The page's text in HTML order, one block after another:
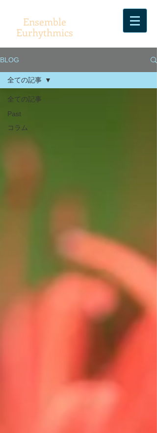
Ensemble
Eurhythmics
BLOG
全ての記事
Past
コラム
全ての記事